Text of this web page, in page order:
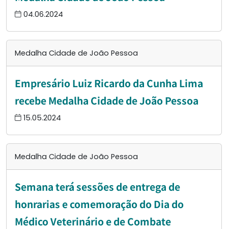
04.06.2024
Medalha Cidade de João Pessoa
Empresário Luiz Ricardo da Cunha Lima
recebe Medalha Cidade de João Pessoa
15.05.2024
Medalha Cidade de João Pessoa
Semana terá sessões de entrega de
honrarias e comemoração do Dia do
Médico Veterinário e de Combate